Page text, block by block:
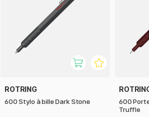
ROTRING
600 Stylo à bille Dark Stone
600
Truffle